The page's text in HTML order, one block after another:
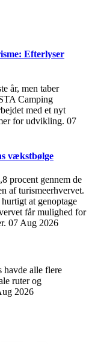
Efterlyser
år, men taber
Camping
med et nyt
for udvikling. 07
vækstbølge
procent gennem de
af turismeerhvervet.
at genoptage
får mulighed for
07 Aug 2026
alle flere
ruter og
2026